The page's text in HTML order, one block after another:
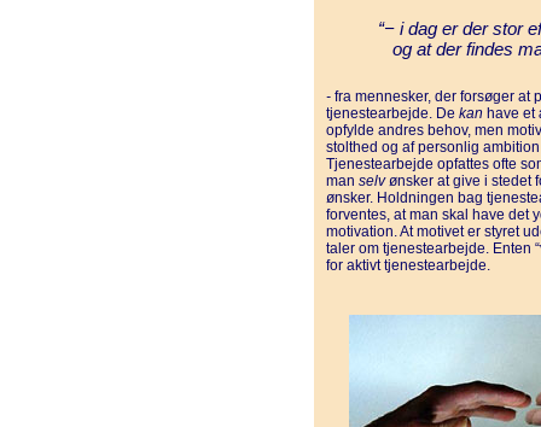
“− i dag er der stor
og at der findes
- fra mennesker, der forsøger
tjenestearbejde. De kan have et
opfylde andres behov, men
stolthed og af personlig
Tjenestearbejde opfattes ofte
man selvønsker at give i stedet
ønsker. Holdningen bag
forventes, at man skal have det
motivation. At motivet er styret
taler om tjenestearbejde. Enten
for aktivt tjenestearbejde.